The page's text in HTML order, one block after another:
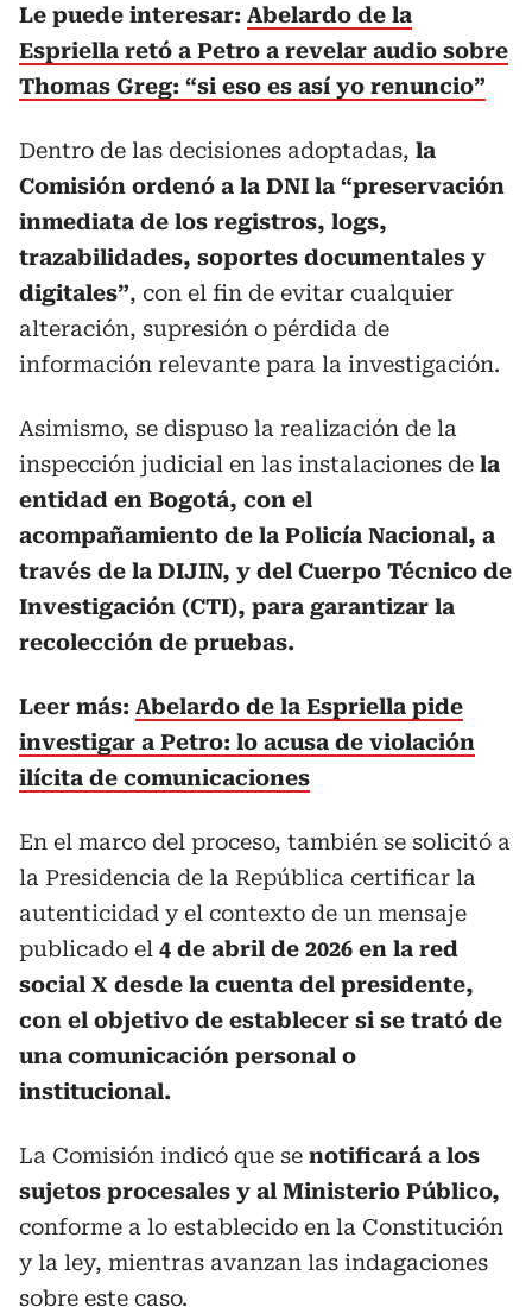
Le puede interesar: Abelardo de la
Espriella retó a Petro a revelar audio sobre
Thomas Greg: “si eso es así yo renuncio”
Dentro de las decisiones adoptadas, la
Comisión ordenó a la DNI la “preservación
inmediata de los registros, logs,
trazabilidades, soportes documentales y
digitales”, con el fin de evitar cualquier
alteración, supresión o pérdida de
información relevante para la investigación.
Asimismo, se dispuso la realización de la
inspección judicial en las instalaciones de la
entidad en Bogotá, con el
acompañamiento de la Policía Nacional, a
través de la DIJIN, y del Cuerpo Técnico de
Investigación (CTI), para garantizar la
recolección de pruebas.
Leer más: Abelardo de la Espriella pide
investigar a Petro: lo acusa de violación
ilícita de comunicaciones
En el marco del proceso, también se solicitó a
la Presidencia de la República certificar la
autenticidad y el contexto de un mensaje
publicado el 4 de abril de 2026 en la red
social X desde la cuenta del presidente,
con el objetivo de establecer si se trató de
una comunicación personal o
institucional.
La Comisión indicó que se notificará a los
sujetos procesales y al Ministerio Público,
conforme a lo establecido en la Constitución
y la ley, mientras avanzan las indagaciones
sobre este caso.